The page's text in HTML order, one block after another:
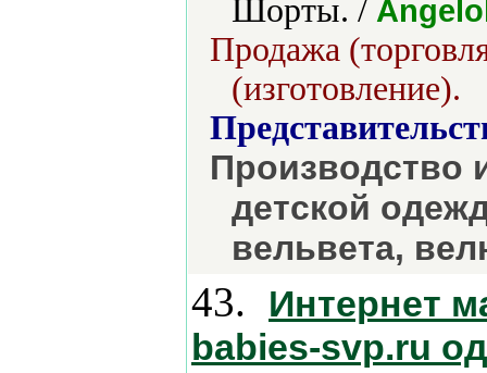
Шорты. /
Продажа
(изготовление).
Производство
детской
вельвета,
43.
Интернет
babies-svp.ru